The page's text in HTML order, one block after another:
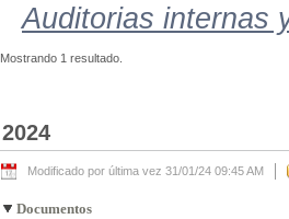
Auditorias internas
Mostrando 1 resultado.
2024
Modificado por última vez 31/01/24 09:45 AM
Documentos